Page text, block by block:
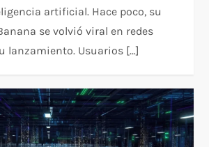
artificial. Hace poco, su
se volvió viral en redes
lanzamiento. Usuarios […]